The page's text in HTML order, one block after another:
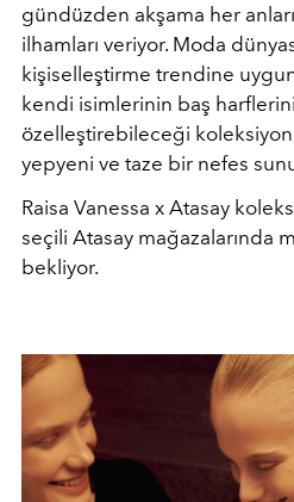
gündüzden akşama her
ilhamları veriyor. Moda
kişiselleştirme trendine
kendi isimlerinin baş
özelleştirebileceği
yepyeni ve taze bir nefes
Raisa Vanessa x Atasay
seçili Atasay mağazalarında
bekliyor.